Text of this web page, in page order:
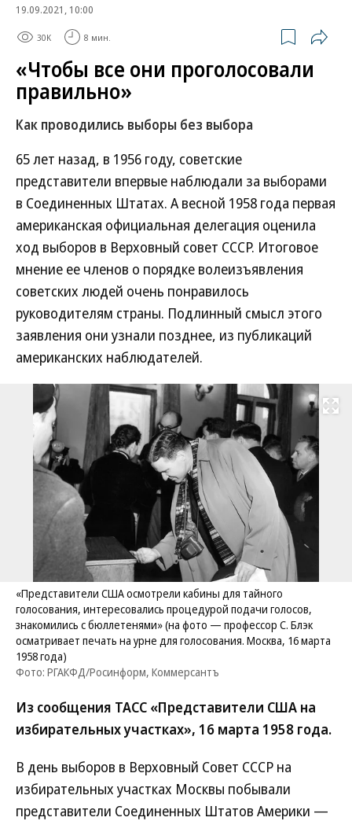
19.09.2021, 10:00
30K 8 мин.
«Чтобы все они проголосовали
правильно»
Как проводились выборы без выбора
65 лет назад, в 1956 году, советские
представители впервые наблюдали за выборами
в Соединенных Штатах. А весной 1958 года первая
американская официальная делегация оценила
ход выборов в Верховный совет СССР. Итоговое
мнение ее членов о порядке волеизъявления
советских людей очень понравилось
руководителям страны. Подлинный смысл этого
заявления они узнали позднее, из публикаций
американских наблюдателей.
Развернуть
«Представители США осмотрели кабины для тайного
голосования, интересовались процедурой подачи голосов,
знакомились с бюллетенями» (на фото — профессор С. Блэк
осматривает печать на урне для голосования. Москва, 16 марта
1958 года)
Фото: РГАКФД/Росинформ, Коммерсантъ
Из сообщения ТАСС «Представители США на
избирательных участках», 16 марта 1958 года.
В день выборов в Верховный Совет СССР на
избирательных участках Москвы побывали
представители Соединенных Штатов Америки —